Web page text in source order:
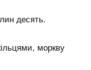
десять.
моркву